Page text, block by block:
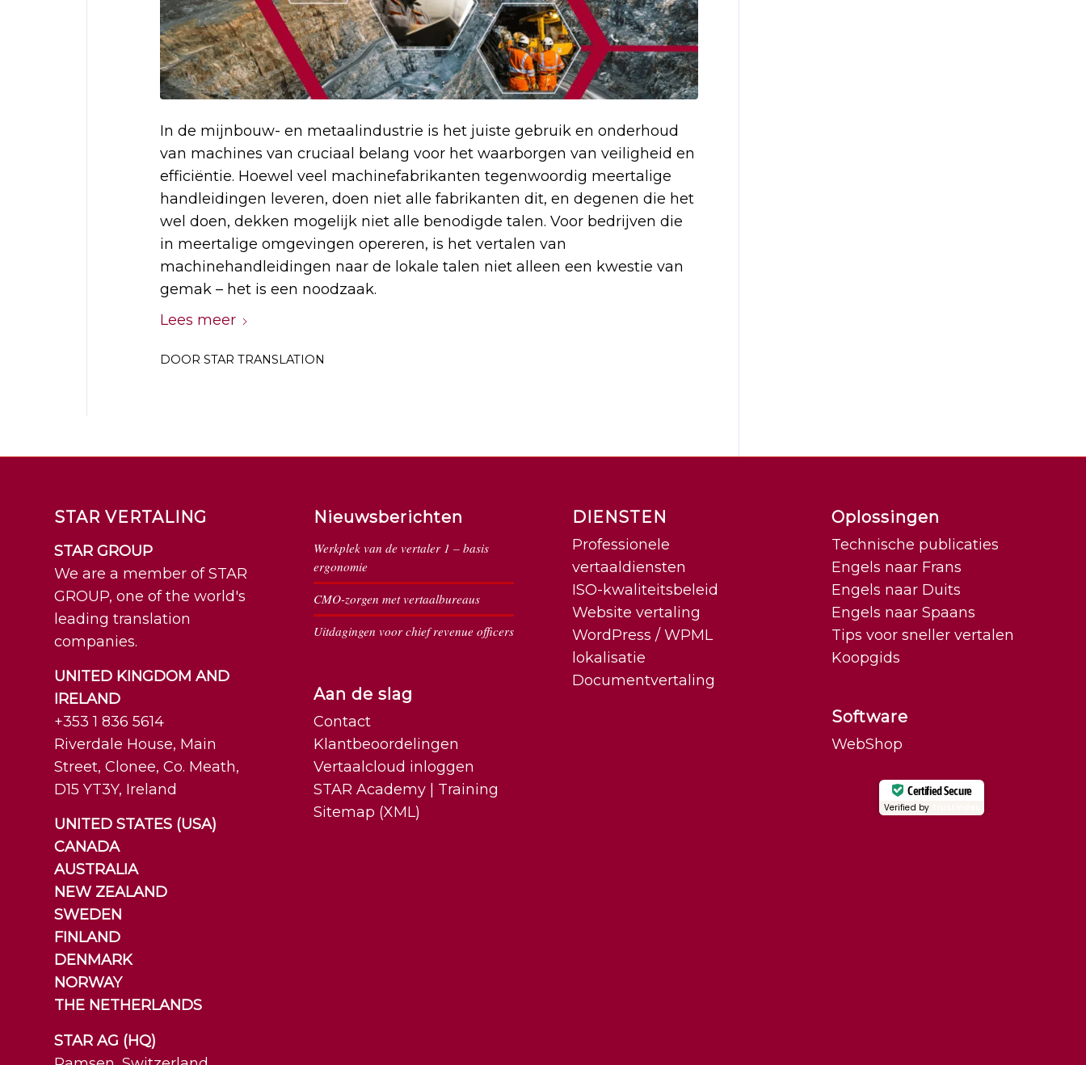
In de mijnbouw- en metaalindustrie is het juiste gebruik en onderhoud
van machines van cruciaal belang voor het waarborgen van veiligheid en
efficiëntie. Hoewel veel machinefabrikanten tegenwoordig meertalige
handleidingen leveren, doen niet alle fabrikanten dit, en degenen die het
wel doen, dekken mogelijk niet alle benodigde talen. Voor bedrijven die
in meertalige omgevingen opereren, is het vertalen van
machinehandleidingen naar de lokale talen niet alleen een kwestie van
gemak – het is een noodzaak.
Lees meer
DOOR STAR TRANSLATION
STAR VERTALING
STAR GROUP
We are a member of STAR
GROUP, one of the world's
leading translation
companies.
UNITED KINGDOM AND
IRELAND
+353 1 836 5614
Riverdale House, Main
Street, Clonee, Co. Meath,
D15 YT3Y, Ireland
UNITED STATES (USA)
CANADA
AUSTRALIA
NEW ZEALAND
SWEDEN
FINLAND
DENMARK
NORWAY
THE NETHERLANDS
STAR AG (HQ)
Nieuwsberichten
Werkplek van de vertaler 1 – basis
ergonomie
CMO-zorgen met vertaalbureaus
Uitdagingen voor chief revenue officers
Aan de slag
Contact
Klantbeoordelingen
Vertaalcloud inloggen
STAR Academy | Training
Sitemap (XML)
DIENSTEN
Professionele
vertaaldiensten
ISO-kwaliteitsbeleid
Website vertaling
WordPress / WPML
lokalisatie
Documentvertaling
Oplossingen
Technische publicaties
Engels naar Frans
Engels naar Duits
Engels naar Spaans
Tips voor sneller vertalen
Koopgids
Software
WebShop
Certified Secure
Verified by